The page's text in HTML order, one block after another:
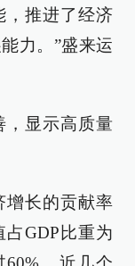
，推进了经济
力。”盛来运
，显示高质量
增长的贡献率
GDP比重为